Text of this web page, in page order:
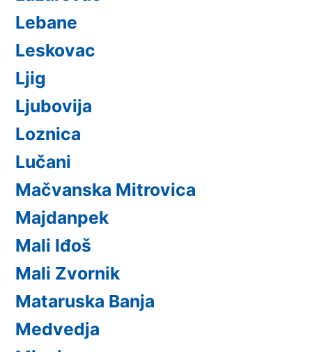
Lebane
Leskovac
Ljig
Ljubovija
Loznica
Lučani
Mačvanska Mitrovica
Majdanpek
Mali Iđoš
Mali Zvornik
Mataruska Banja
Medvedja